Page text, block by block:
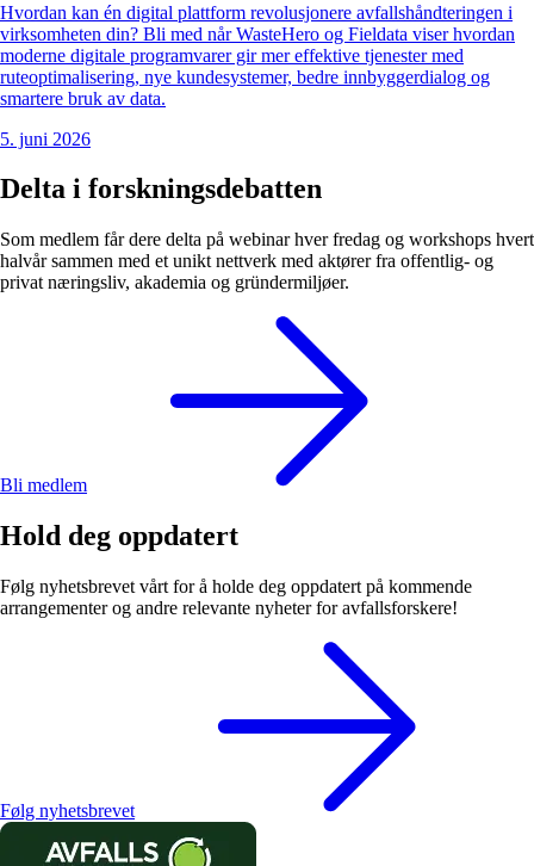
Hvordan kan én digital plattform revolusjonere avfallshåndteringen i
virksomheten din? Bli med når WasteHero og Fieldata viser hvordan
moderne digitale programvarer gir mer effektive tjenester med
ruteoptimalisering, nye kundesystemer, bedre innbyggerdialog og
smartere bruk av data.
5. juni 2026
Delta i forskningsdebatten
Som medlem får dere delta på webinar hver fredag og workshops hvert
halvår sammen med et unikt nettverk med aktører fra offentlig- og
privat næringsliv, akademia og gründermiljøer.
Bli medlem
Hold deg oppdatert
Følg nyhetsbrevet vårt for å holde deg oppdatert på kommende
arrangementer og andre relevante nyheter for avfallsforskere!
Følg nyhetsbrevet